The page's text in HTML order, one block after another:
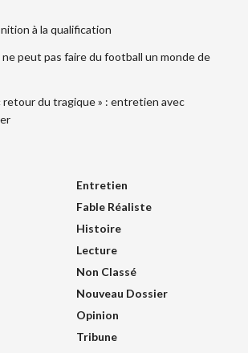
à la qualification
ne peut pas faire du football un monde de
retour du tragique » : entretien avec
Entretien
Fable Réaliste
Histoire
Lecture
Non Classé
Nouveau Dossier
Opinion
Tribune